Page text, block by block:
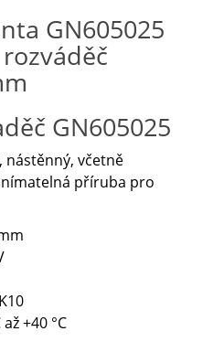
GN605025
GN605025
nástěnný, včetně
příruba pro
až +40 °C